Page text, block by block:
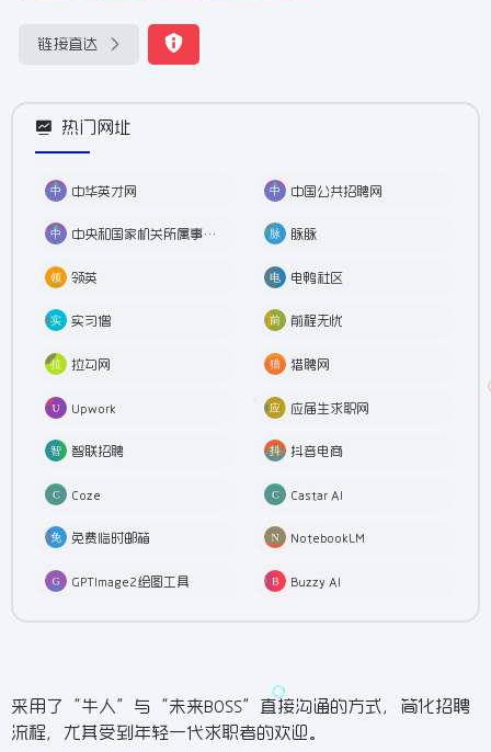
链接直达
热门网址
中华英才网 中国公共招聘网
中央和国家机关所属事业单位公开招聘服务平台 脉脉
领英 电鸭社区
实习僧 前程无忧
拉勾网 猎聘网
Upwork 应届生求职网
智联招聘 抖音电商
Coze Castar AI
免费临时邮箱 NotebookLM
GPTImage2绘图工具 Buzzy AI
采用了“牛人”与“未来BOSS”直接沟通的方式，简化招聘
流程，尤其受到年轻一代求职者的欢迎。